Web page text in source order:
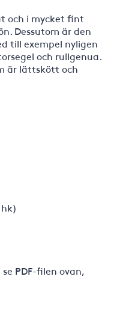
och i mycket fint
Dessutom är den
till exempel nyligen
och rullgenua.
är lättskött och
PDF-filen ovan,